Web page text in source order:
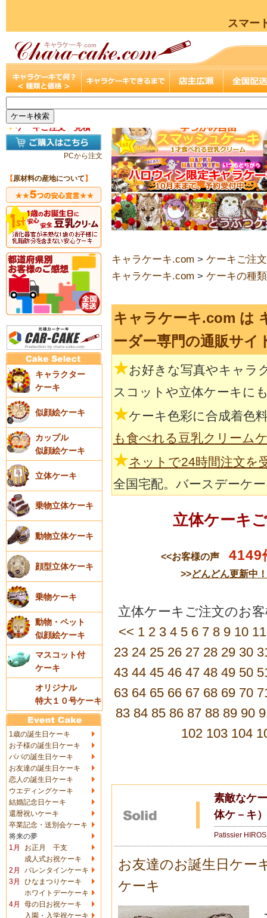
スマー
▼ケーキご注文・見積
PCから注文
【原材料の産地について 】
キャラクター
ケーキ
似顔絵ケーキ
カップル
似顔絵ケーキ
立体ケーキ
乗物立体ケーキ
動物立体ケーキ
顔型立体ケーキ
乗物ケーキ
動物・ペット
似顔絵ケーキ
マスコット付
ケーキ
オリジナル
特大１０号ケーキ
1歳の誕生日ケーキ
お子様の誕生日ケーキ
パパの誕生日ケーキ
お友達の誕生日ケーキ
恋人の誕生日ケーキ
ウエディングケーキ
結婚記念日ケーキ
還暦祝いケーキ
卒業記念・送別会ケーキ
将来の夢
1月
お正月 干支
成人式お祝ケーキ
2月
バレンタインケーキ
3月
ひなまつりケーキ
ホワイトデーケーキ
4月
母の日お祝ケーキ
入園・入学祝ケーキ
キャラケーキ.com > ケーキご注
キャラケーキ.com > ケーキの種
キャラケーキ.com は
ーダー専門の通販サイ
★お好きな写真やキャラ
スコットや立体ケーキに
★ケーキ色彩に合成着色
も食べれる豆乳クリーム
★ネットで24時間注文を
全国宅配。バースデーケ
立体ケーキ
<<お客様の声 4149
>>どんどん更新中
立体ケーキご注文の
<< 1 2 3 4 5 6 7 8 9 10 11
23 24 25 26 27 28 29 30
43 44 45 46 47 48 49 50
63 64 65 66 67 68 69 70
83 84 85 86 87 88 89 90
102 103 104
素敵なケ
体ケ－キ）
Patissier
お友達のお誕生日ケー
ケーキ